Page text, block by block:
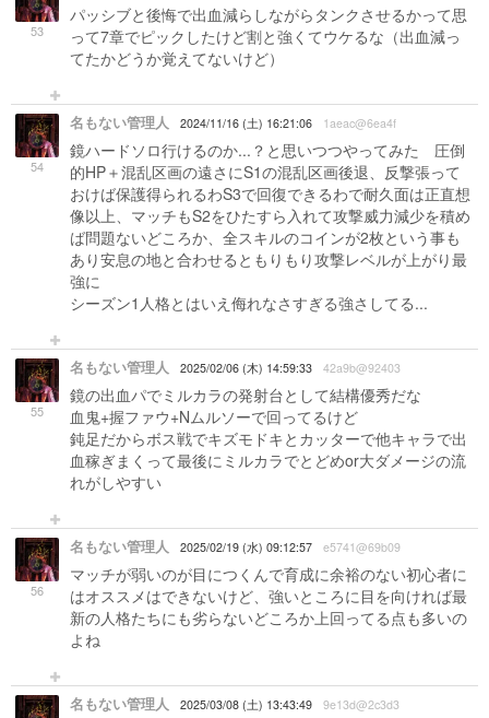
53
パッシブと後悔で出血減らしながらタンクさせるかって思
って7章でピックしたけど割と強くてウケるな（出血減っ
てたかどうか覚えてないけど）
54
名もない管理人 2024/11/16 (土) 16:21:06 1aeac@6ea4f
鏡ハードソロ行けるのか...？と思いつつやってみた 圧倒
的HP＋混乱区画の遠さにS1の混乱区画後退、反撃張って
おけば保護得られるわS3で回復できるわで耐久面は正直想
像以上、マッチもS2をひたすら入れて攻撃威力減少を積め
ば問題ないどころか、全スキルのコインが2枚という事も
あり安息の地と合わせるともりもり攻撃レベルが上がり最
強に
シーズン1人格とはいえ侮れなさすぎる強さしてる...
55
名もない管理人 2025/02/06 (木) 14:59:33 42a9b@92403
鏡の出血パでミルカラの発射台として結構優秀だな
血鬼+握ファウ+Nムルソーで回ってるけど
鈍足だからボス戦でキズモドキとカッターで他キャラで出
血稼ぎまくって最後にミルカラでとどめor大ダメージの流
れがしやすい
56
名もない管理人 2025/02/19 (水) 09:12:57 e5741@69b09
マッチが弱いのが目につくんで育成に余裕のない初心者に
はオススメはできないけど、強いところに目を向ければ最
新の人格たちにも劣らないどころか上回ってる点も多いの
よね
名もない管理人 2025/03/08 (土) 13:43:49 9e13d@2c3d3